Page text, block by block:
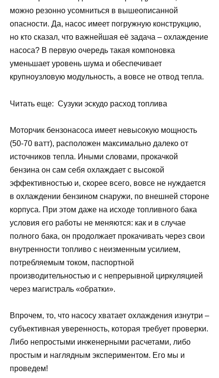
можно резонно усомниться в вышеописанной
опасности. Да, насос имеет погружную конструкцию,
но кто сказал, что важнейшая её задача – охлаждение
насоса? В первую очередь такая компоновка
уменьшает уровень шума и обеспечивает
крупноузловую модульность, а вовсе не отвод тепла.
Читать еще: Сузуки эскудо расход топлива
Моторчик бензонасоса имеет невысокую мощность
(50-70 ватт), расположен максимально далеко от
источников тепла. Иными словами, прокачкой
бензина он сам себя охлаждает с высокой
эффективностью и, скорее всего, вовсе не нуждается
в охлаждении бензином снаружи, по внешней стороне
корпуса. При этом даже на исходе топливного бака
условия его работы не меняются: как и в случае
полного бака, он продолжает прокачивать через свои
внутренности топливо с неизменным усилием,
потребляемым током, паспортной
производительностью и с непрерывной циркуляцией
через магистраль «обратки».
Впрочем, то, что насосу хватает охлаждения изнутри –
субъективная уверенность, которая требует проверки.
Либо непростыми инженерными расчетами, либо
простым и наглядным экспериментом. Его мы и
проведем!